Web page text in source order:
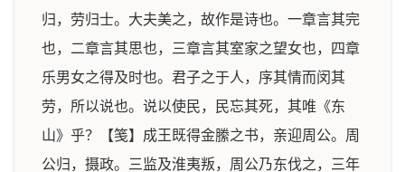
归，劳归士。大夫美之，故作是诗也。一章言其完
也，二章言其思也，三章言其室家之望女也，四章
乐男女之得及时也。君子之于人，序其情而闵其
劳，所以说也。说以使民，民忘其死，其唯《东
山》乎？【笺】成王既得金縢之书，亲迎周公。周
公归，摄政。三监及淮夷叛，周公乃东伐之，三年